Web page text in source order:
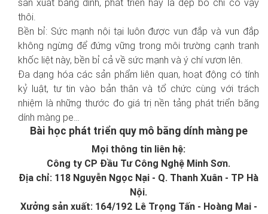
sản xuất băng dính, phát triển hay là dẹp bỏ chỉ có vậy
thôi.
Bền bỉ: Sức mạnh nội tại luôn được vun đắp và vun đắp
không ngừng để đứng vững trong môi trường cạnh tranh
khốc liệt này, bền bỉ cả về sức mạnh và ý chí vươn lên.
Đa dạng hóa các sản phẩm liên quan, hoạt động có tính
kỷ luật, tư tin vào bản thân và tổ chức cùng với trách
nhiệm là những thước đo giá trị nền tảng phát triển băng
dính màng pe…
Bài học phát triển quy mô băng dính màng pe
Mọi thông tin liên hệ:
Công ty CP Đầu Tư Công Nghệ Minh Sơn.
Địa chỉ: 118 Nguyễn Ngọc Nại - Q. Thanh Xuân - TP Hà
Nội.
Xưởng sản xuất: 164/192 Lê Trọng Tấn - Hoàng Mai -